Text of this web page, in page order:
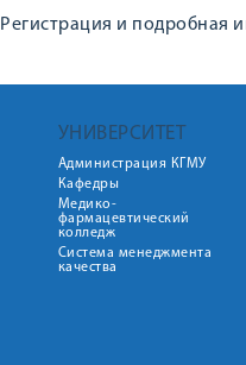
Регистрация и подробная
УНИВЕРСИТЕТ
Администрация КГМУ
Кафедры
Медико-
фармацевтический
колледж
Система менеджмента
качества